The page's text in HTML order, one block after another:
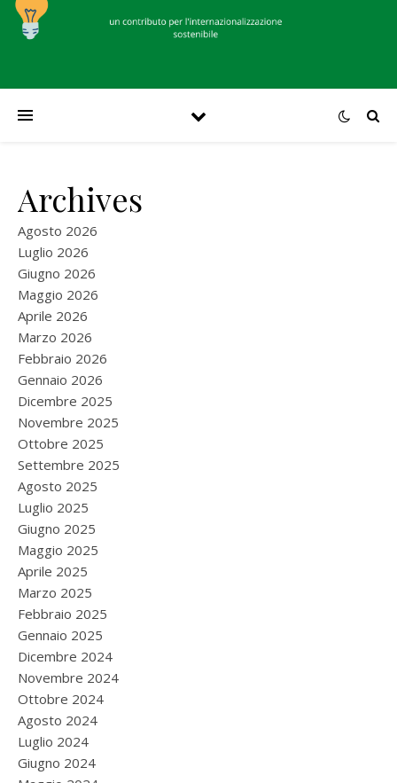
Archives
Agosto 2026
Luglio 2026
Giugno 2026
Maggio 2026
Aprile 2026
Marzo 2026
Febbraio 2026
Gennaio 2026
Dicembre 2025
Novembre 2025
Ottobre 2025
Settembre 2025
Agosto 2025
Luglio 2025
Giugno 2025
Maggio 2025
Aprile 2025
Marzo 2025
Febbraio 2025
Gennaio 2025
Dicembre 2024
Novembre 2024
Ottobre 2024
Agosto 2024
Luglio 2024
Giugno 2024